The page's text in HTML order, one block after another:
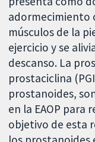
adormecimiento
músculos de la
ejercicio y se
descanso. La
prostaciclina
prostanoides,
en la EAOP para
objetivo de esta